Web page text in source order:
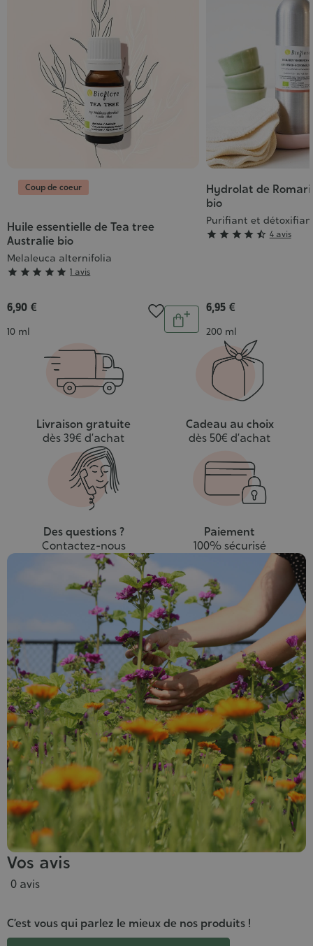
Coup de coeur
Huile essentielle de Tea tree
Australie bio
Melaleuca alternifolia
Grade
5/5
     1 avis
6,90 €
Contenance
10 ml
Quantité
Ajouter
panier
Hydrolat de
bio
Purifiant et
Grade
     4 avis
6,95 €
Contenance
200 ml
Livraison gratuite
dès 39€ d’achat
Cadeau au choix
dès 50€ d’achat
Des questions ?
Contactez-nous
Paiement
100% sécurisé
Vos avis
0 avis
C’est vous qui parlez le mieux de nos produits !